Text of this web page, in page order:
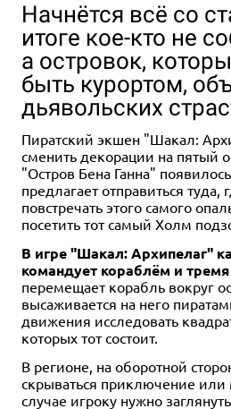
1-6 60+ 13+
Зов Ктулху. Стартовый набор
27 отзывов
2 990 ₽
3
5
2-6 60+ 16+
Зов Ктулху. Книга сыщика
3 отзыва
2 990 ₽
Начнётся всё со
итоге кое-кто не
а островок,
быть курортом,
дьявольских
Пиратский экшен "Шакал:
сменить декорации на пятый
"Остров Бена Ганна"
предлагает отправиться туда,
повстречать этого самого
посетить тот самый Холм
В игре "Шакал: Архипелаг"
командует кораблём и
перемещает корабль вокруг
высаживается на него
движения исследовать
которых тот состоит.
В регионе, на оборотной
скрываться приключение или
случае игроку нужно